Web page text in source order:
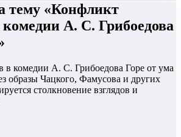
тему «Конфликт
комедии А. С. Грибоедова
в комедии А. С. Грибоедова Горе от ума
образы Чацкого, Фамусова и других
столкновение взглядов и